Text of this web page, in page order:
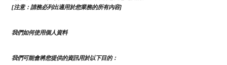
[注意：請務必列出適用於您業務的所有內容]
我們如何使用個人資料
我們可能會將您提供的資訊用於以下目的：